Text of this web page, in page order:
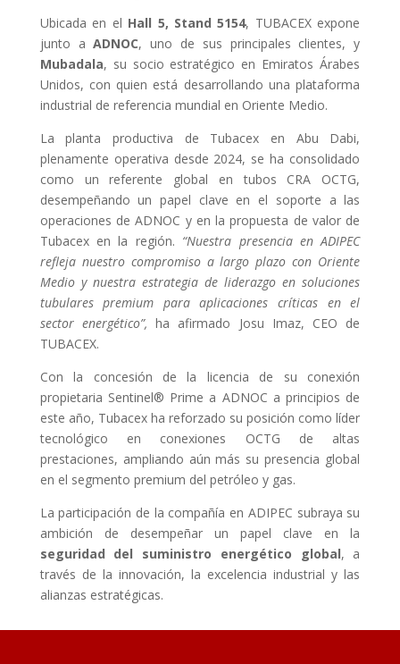
Ubicada en el Hall 5, Stand 5154, TUBACEX expone
junto aADNOC, uno de sus principales clientes, y
Mubadala, su socio estratégico en Emiratos Árabes
Unidos, con quien está desarrollando una plataforma
industrial de referencia mundial en Oriente Medio.
La planta productiva de Tubacex en Abu Dabi,
plenamente operativa desde 2024, se ha consolidado
como un referente global en tubos CRA OCTG,
desempeñando un papel clave en el soporte a las
operaciones de ADNOC y en la propuesta de valor de
Tubacex en la región. “Nuestra presencia en ADIPEC
refleja nuestro compromiso a largo plazo con Oriente
Medio y nuestra estrategia de liderazgo en soluciones
tubulares premium para aplicaciones críticas en el
sector energético”, ha afirmado Josu Imaz, CEO de
TUBACEX.
Con la concesión de la licencia de su conexión
propietaria Sentinel® Prime a ADNOC a principios de
este año, Tubacex ha reforzado su posición como líder
tecnológico en conexiones OCTG de altas
prestaciones, ampliando aún más su presencia global
en el segmento premium del petróleo y gas.
La participación de la compañía en ADIPEC subraya su
ambición de desempeñar un papel clave en la
seguridad del suministro energético global, a
través de la innovación, la excelencia industrial y las
alianzas estratégicas.